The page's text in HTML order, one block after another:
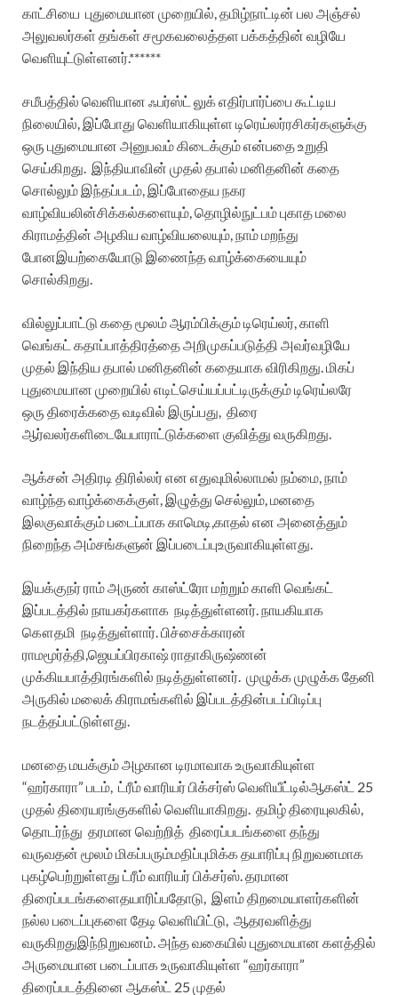
காட்சியை புதுமையான முறையில் தமிழ்நாட்டின் பல அஞ்சல்
அலுவலர்கள் தங்கள் சமூகவலைத்தள பக்கத்தின் வழியே
வெளியுட்டுள்ளனர்.******
சமீபத்தில் வெளியான ஃபர்ஸ்ட் லுக்எதிர்பார்ப்பை கூட்டிய
நிலையில் இப்போது வெளியாகியுள்ள டிரெய்லர்ரசிகர்களுக்கு
ஒரு புதுமையான அனுபவம்கிடைக்கும்என்பதைஉறுதி
செய்கிறது இந்தியாவின் முதல் தபால் மனிதனின் கதை
சொல்லும் இந்தப்படம் இப்போதைய நகர
வாழ்வியலின்சிக்கல்களையும் தொழில்நுட்பம்புகாதமலை
கிராமத்தின் அழகிய வாழ்வியலையும் நாம்மறந்து
போனஇயற்கையோடு இணைந்தவாழ்க்கையையும்
சொல்கிறது
வில்லுப்பாட்டு கதைமூலம்ஆரம்பிக்கும்டிரெய்லர் காளி
வெங்கட் கதாப்பாத்திரத்தைஅறிமுகப்படுத்தி அவர்வழியே
முதல் இந்திய தபால் மனிதனின் கதையாகவிரிகிறது மிகப்
புதுமையான முறையில் எடிட் செய்யப்பட்டிருக்கும்டிரெய்லரே
ஒரு திரைக்கதைவடிவில் இருப்பது திரை
ஆர்வலர்களிடையேபாராட்டுக்களை குவித்து வருகிறது
ஆக்சன் அதிரடி திரில்லர்என எதுவுமில்லாமல் நம்மை நாம்
வாழ்ந்தவாழ்க்கைக்குள் இழுத்து செல்லும் மனதை
இலகுவாக்கும்படைப்பாககாமெடி காதல் என அனைத்தும்
நிறைந்தஅம்சங்களுன் இப்படைப்புஉருவாகியுள்ளது
இயக்குநர்ராம்அருண் காஸ்ட்ரோமற்றும்காளி வெங்கட்
இப்படத்தில் நாயகர்களாக நடித்துள்ளனர் நாயகியாக
கௌதமி நடித்துள்ளார் பிச்சைக்காரன்
ராமமூர்த்தி ஜெயப்பிரகாஷ் ராதாகிருஷ்ணன்
முக்கியபாத்திரங்களில் நடித்துள்ளனர் முழுக்கமுழுக்கதேனி
அருகில் மலைக்கிராமங்களில் இப்படத்தின்படப்பிடிப்பு
நடத்தப்பட்டுள்ளது
மனதைமயக்கும்அழகான டிரமாவாகஉருவாகியுள்ள
“ஹர்காரா” படம் ட்ரீம்வாரியர்பிக்சர்ஸ்வெளியீட்டில்ஆகஸ்ட் 25
முதல் திரையரங்குகளில் வெளியாகிறது தமிழ்திரையுலகில்
தொடர்ந்து தரமான வெற்றித் திரைப்படங்களை தந்து
வருவதன் மூலம்மிகப்பரும்மதிப்புமிக்கதயாரிப்பு நிறுவனமாக
புகழ்பெற்றுள்ளது ட்ரீம்வாரியர்பிக்சர்ஸ் தரமான
திரைப்படங்களைதயாரிப்பதோடு இளம்திறமையாளர்களின்
நல்ல படைப்புகளை தேடி வெளியிட்டு ஆதரவளித்து
வருகிறதுஇந்நிறுவனம் அந்தவகையில் புதுமையான களத்தில்
அருமையான படைப்பாகஉருவாகியுள்ள “ஹர்காரா”
திரைப்படத்தினை ஆகஸ்ட் 25முதல்